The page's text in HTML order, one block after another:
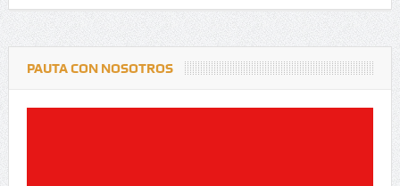
PAUTA CON NOSOTROS